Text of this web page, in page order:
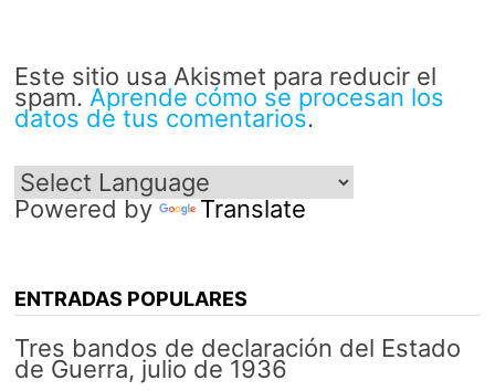
Este sitio usa Akismet para reducir el
spam. Aprende cómo se procesan los
datos de tus comentarios.
Powered by Translate
ENTRADAS POPULARES
Tres bandos de declaración del Estado
de Guerra, julio de 1936